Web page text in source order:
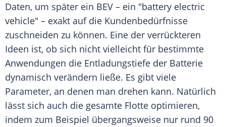
Daten, um später ein BEV – ein "battery electric
vehicle" – exakt auf die Kundenbedürfnisse
zuschneiden zu können. Eine der verrückteren
Ideen ist, ob sich nicht vielleicht für bestimmte
Anwendungen die Entladungstiefe der Batterie
dynamisch verändern ließe. Es gibt viele
Parameter, an denen man drehen kann. Natürlich
lässt sich auch die gesamte Flotte optimieren,
indem zum Beispiel übergangsweise nur rund 90